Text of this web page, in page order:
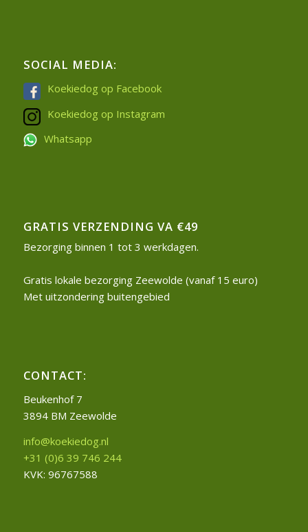
SOCIAL MEDIA:
Koekiedog op Facebook
Koekiedog op Instagram
Whatsapp
GRATIS VERZENDING VA €49
Bezorging binnen 1 tot 3 werkdagen.
Gratis lokale bezorging Zeewolde (vanaf 15 euro)
Met uitzondering buitengebied
CONTACT:
Beukenhof 7
3894 BM Zeewolde
info@koekiedog.nl
+31 (0)6 39 746 244
KVK: 96767588